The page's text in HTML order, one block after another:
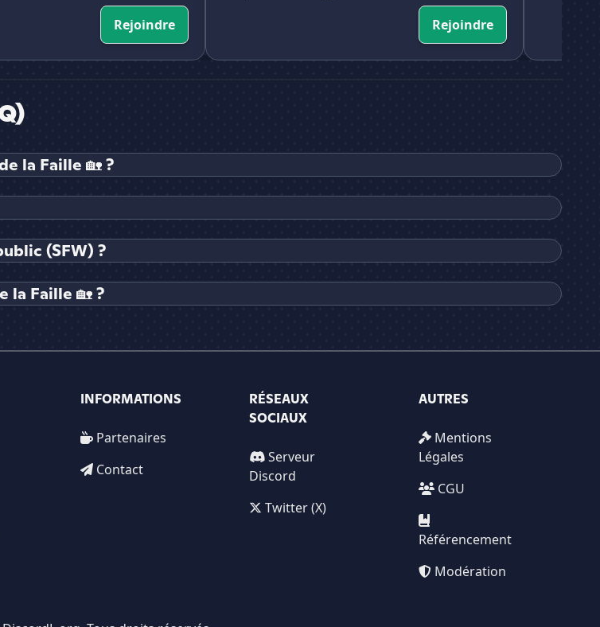
Rejoindre
Rejoindre
la Faille 🏡 ?
(SFW) ?
la Faille 🏡 ?
INFORMATIONS
Partenaires
Contact
RÉSEAUX
SOCIAUX
Serveur
Discord
Twitter (X)
AUTRES
Mentions
Légales
CGU
Référencement
Modération